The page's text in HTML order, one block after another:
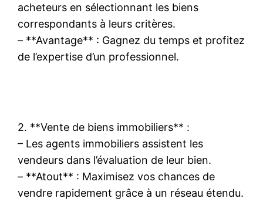
acheteurs en sélectionnant les biens
correspondants à leurs critères.
– **Avantage** : Gagnez du temps et profitez
de l’expertise d’un professionnel.
2. **Vente de biens immobiliers** :
– Les agents immobiliers assistent les
vendeurs dans l’évaluation de leur bien.
– **Atout** : Maximisez vos chances de
vendre rapidement grâce à un réseau étendu.